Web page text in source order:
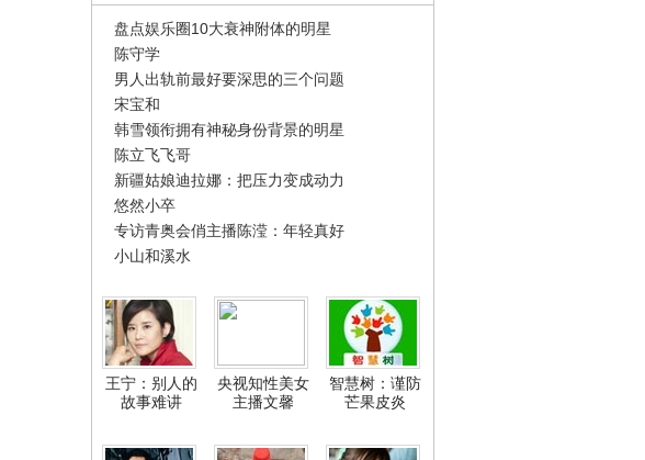
盘点娱乐圈10大衰神附体的明星
陈守学
男人出轨前最好要深思的三个问题
宋宝和
韩雪领衔拥有神秘身份背景的明星
陈立飞飞哥
新疆姑娘迪拉娜：把压力变成动力
悠然小卒
专访青奥会俏主播陈滢：年轻真好
小山和溪水
王宁：别人的
故事难讲
央视知性美女
主播文馨
智慧树：谨防
芒果皮炎